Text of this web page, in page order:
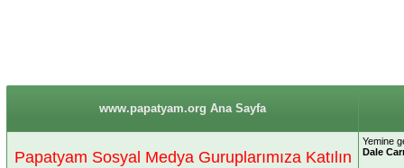
www.papatyam.org Ana Sayfa
Papatyam Sosyal Medya Guruplarımıza Katılın
Yemine
Dale